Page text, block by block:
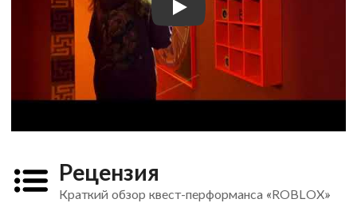
Рецензия
Краткий обзор квест-перформанса «ROBLOX»